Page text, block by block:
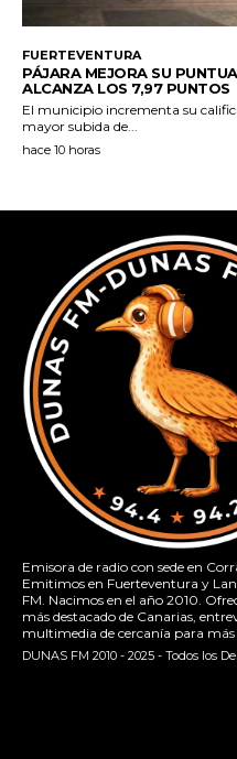
Emisora de radio con sede en
Emitimos en Fuerteventura y
FM. Nacimos en el año 2010.
más destacado de Canarias,
multimedia de cercanía para más
DUNAS FM 2010 - 2025 - Todos los